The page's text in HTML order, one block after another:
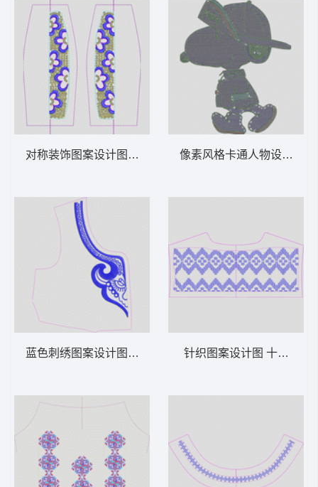
对称装饰图案设计图 亮片 珠片花条
蓝色刺绣图案设计图 抽象曲线
像素风格卡通人物设计图
针织图案设计图 十字绣条